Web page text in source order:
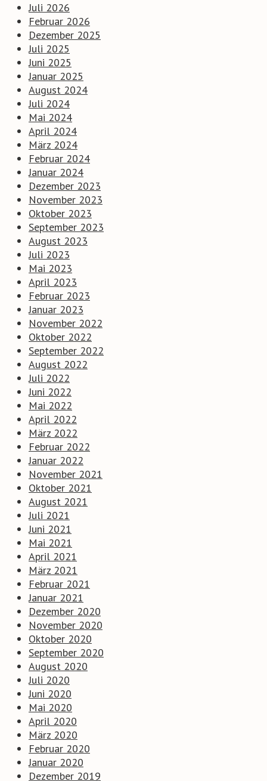
Juli 2026
Februar 2026
Dezember 2025
Juli 2025
Juni 2025
Januar 2025
August 2024
Juli 2024
Mai 2024
April 2024
März 2024
Februar 2024
Januar 2024
Dezember 2023
November 2023
Oktober 2023
September 2023
August 2023
Juli 2023
Mai 2023
April 2023
Februar 2023
Januar 2023
November 2022
Oktober 2022
September 2022
August 2022
Juli 2022
Juni 2022
Mai 2022
April 2022
März 2022
Februar 2022
Januar 2022
November 2021
Oktober 2021
August 2021
Juli 2021
Juni 2021
Mai 2021
April 2021
März 2021
Februar 2021
Januar 2021
Dezember 2020
November 2020
Oktober 2020
September 2020
August 2020
Juli 2020
Juni 2020
Mai 2020
April 2020
März 2020
Februar 2020
Januar 2020
Dezember 2019